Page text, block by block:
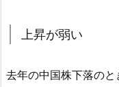
上昇が弱い
去年の中国株下落の